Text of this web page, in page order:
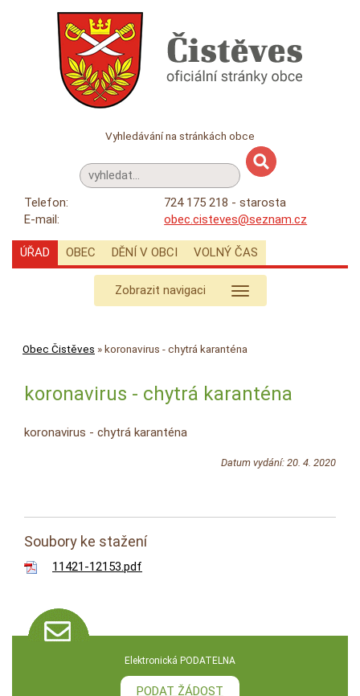
Vyhledávání na stránkách obce
Telefon:
724 175 218 - starosta
E-mail:
obec.cisteves@seznam.cz
ÚŘAD OBEC DĚNÍ V OBCI VOLNÝ ČAS
Zobrazit navigaci
Obec Čistěves »koronavirus - chytrá karanténa
koronavirus - chytrá karanténa
koronavirus - chytrá karanténa
Datum vydání: 20. 4. 2020
Soubory ke stažení
11421-12153.pdf
Elektronická PODATELNA
PODAT ŽÁDOST